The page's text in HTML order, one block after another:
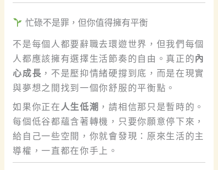
忙碌不是罪，但你值得擁有平衡
不是每個人都要辭職去環遊世界，但我們每個
人都應該擁有選擇生活節奏的自由。真正的內
心成長 ，不是壓抑情緒硬撐到底，而是在現實
與夢想之間找到一個你舒服的平衡點。
如果你正在人生低潮 ，請相信那只是暫時的。
每個低谷都蘊含著轉機，只要你願意停下來，
給自己一些空間，你就會發現：原來生活的主
導權，一直都在你手上。